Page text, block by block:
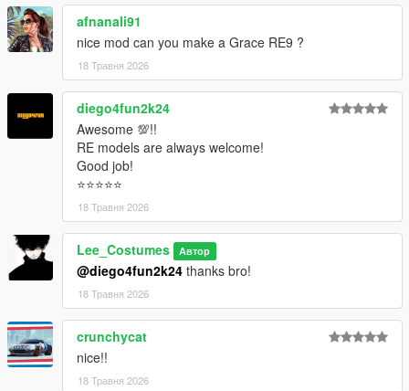
afnanali91
nice mod can you make a Grace RE9 ?
18 Травня 2026
diego4fun2k24
Awesome 💯!!
RE models are always welcome!
Good job!
⭐⭐⭐⭐⭐
18 Травня 2026
Lee_Costumes Автор
@diego4fun2k24 thanks bro!
18 Травня 2026
crunchycat
nice!!
18 Травня 2026